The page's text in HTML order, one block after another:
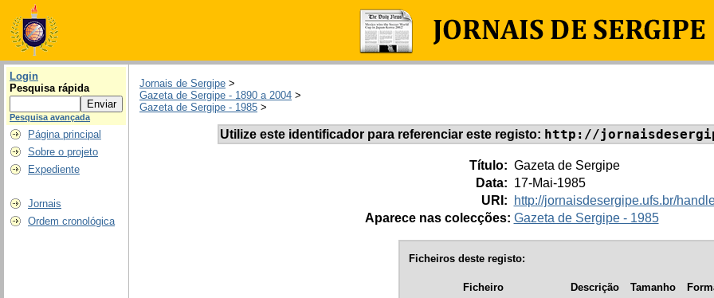
Login
Pesquisa rápida
Pesquisa avançada
Página principal
Sobre o projeto
Expediente
Jornais
Ordem cronológica
Jornais de Sergipe >
Gazeta de Sergipe - 1890 a 2004 >
Gazeta de Sergipe - 1985 >
Utilize este identificador para referenciar este registo: http://
Título: Gazeta de Sergipe
Data: 17-Mai-1985
URI:
http://jornaisdesergipe.ufs.br/
Aparece nas colecções: Gazeta de Sergipe - 1985
Ficheiros deste registo:
Ficheiro Descrição Tamanho